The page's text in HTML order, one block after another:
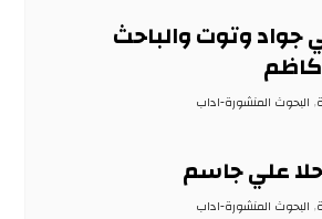
جواد وتوت والباحث
, البحوث المنشورة-اداب
علي جاسم
, البحوث المنشورة-اداب